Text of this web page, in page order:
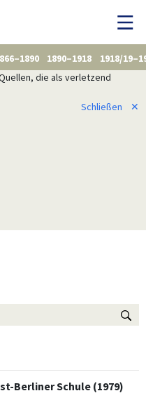
1890–1918
1918/
die als verletzend
Schließen
✕
Berliner Schule (1979)